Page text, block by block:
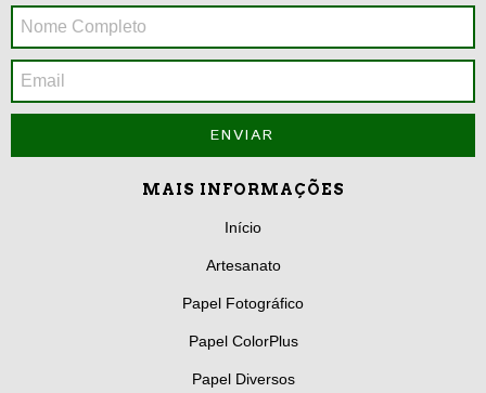
MAIS INFORMAÇÕES
Início
Artesanato
Papel Fotográfico
Papel ColorPlus
Papel Diversos